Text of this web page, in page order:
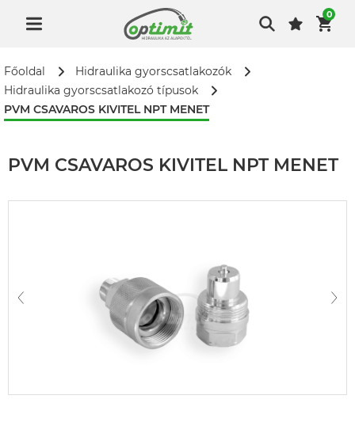
0
Főoldal
Hidraulika gyorscsatlakozók
Hidraulika gyorscsatlakozó típusok
PVM CSAVAROS KIVITEL NPT MENET
PVM CSAVAROS KIVITEL NPT MENET